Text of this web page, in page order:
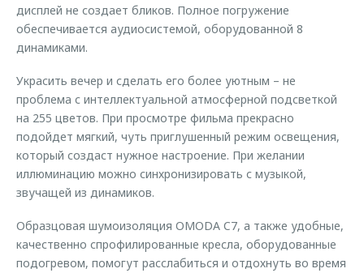
дисплей не создает бликов. Полное погружение
обеспечивается аудиосистемой, оборудованной 8
динамиками.
Украсить вечер и сделать его более уютным – не
проблема с интеллектуальной атмосферной подсветкой
на 255 цветов. При просмотре фильма прекрасно
подойдет мягкий, чуть приглушенный режим освещения,
который создаст нужное настроение. При желании
иллюминацию можно синхронизировать с музыкой,
звучащей из динамиков.
Образцовая шумоизоляция OMODA C7, а также удобные,
качественно спрофилированные кресла, оборудованные
подогревом, помогут расслабиться и отдохнуть во время